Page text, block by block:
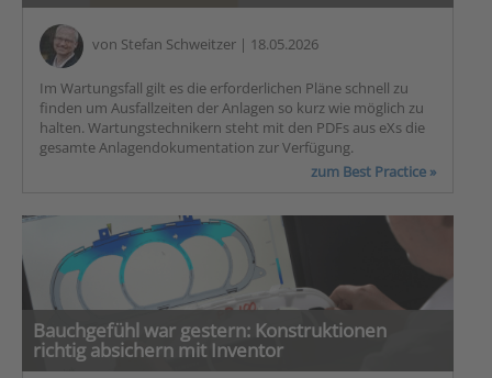
von Stefan Schweitzer | 18.05.2026
Im Wartungsfall gilt es die erforderlichen Pläne schnell zu
finden um Ausfallzeiten der Anlagen so kurz wie möglich zu
halten. Wartungstechnikern steht mit den PDFs aus eXs die
gesamte Anlagendokumentation zur Verfügung.
zum Best Practice »
Bauchgefühl war gestern: Konstruktionen
richtig absichern mit Inventor